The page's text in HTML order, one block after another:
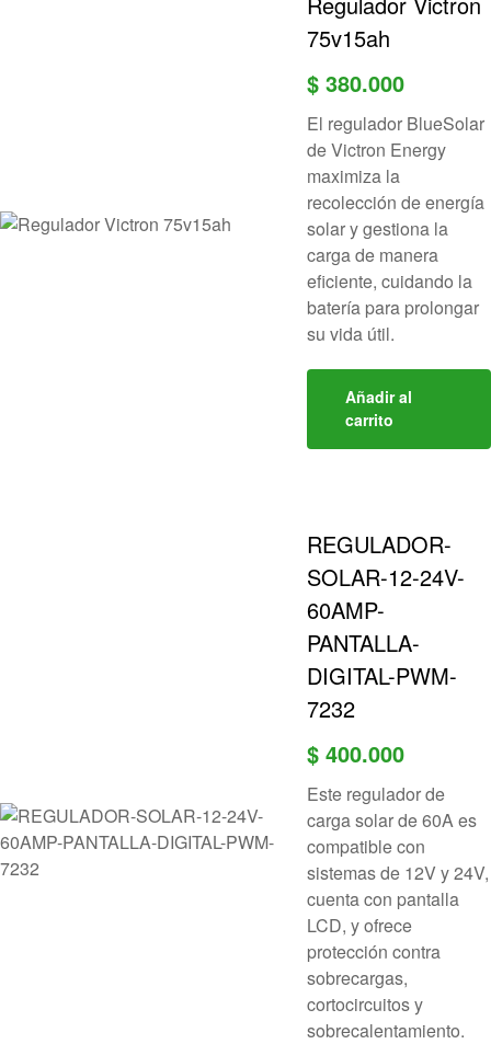
75v15ah
$ 380.000
El regulador BlueSolar
de Victron Energy
maximiza la
recolección de energía
solar y gestiona la
carga de manera
eficiente, cuidando la
batería para prolongar
su vida útil.
Añadir al
carrito
REGULADOR-
SOLAR-12-24V-
60AMP-
PANTALLA-
DIGITAL-PWM-
7232
$ 400.000
Este regulador de
carga solar de 60A es
compatible con
sistemas de 12V y 24V,
cuenta con pantalla
LCD, y ofrece
protección contra
sobrecargas,
cortocircuitos y
sobrecalentamiento.